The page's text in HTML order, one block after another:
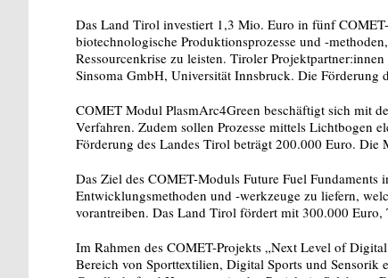
Das Land Tirol investiert 1,3 Mio. Euro in fünf
biotechnologische Produktionsprozesse und -
Ressourcenkrise zu leisten. Tiroler
Sinsoma GmbH, Universität Innsbruck. Die Förderung
COMET Modul PlasmArc4Green beschäftigt sich mit
Verfahren. Zudem sollen Prozesse mittels Lichtbogen
Förderung des Landes Tirol beträgt 200.000 Euro.
Das Ziel des COMET-Moduls Future Fuel
Entwicklungsmethoden und -werkzeuge zu liefern,
vorantreiben. Das Land Tirol fördert mit 300.000
Im Rahmen des COMET-Projekts „Next Level of
Bereich von Sporttextilien, Digital Sports und